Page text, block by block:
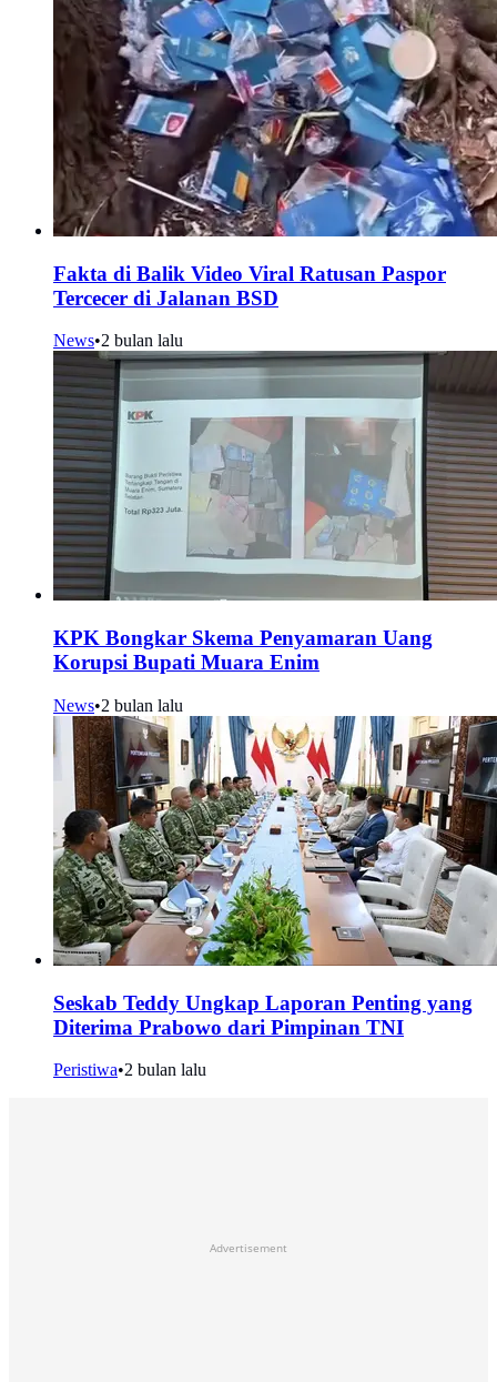
Fakta di Balik Video Viral Ratusan Paspor
Tercecer di Jalanan BSD
News•2 bulan lalu
KPK Bongkar Skema Penyamaran Uang
Korupsi Bupati Muara Enim
News•2 bulan lalu
Seskab Teddy Ungkap Laporan Penting yang
Diterima Prabowo dari Pimpinan TNI
Peristiwa•2 bulan lalu
Advertisement